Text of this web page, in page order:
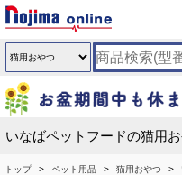
いなばペットフードの猫用
トップ ペット用品 猫用おやつ